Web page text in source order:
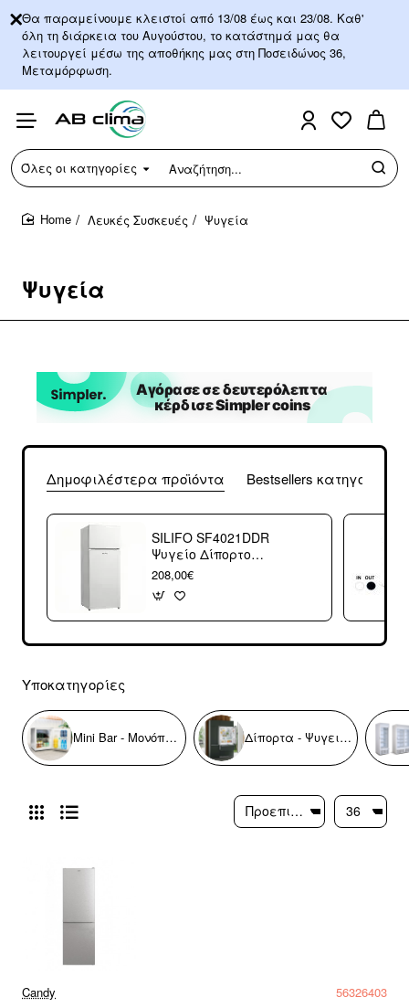
Θα παραμείνουμε κλειστοί από 13/08 έως και 23/08. Καθ'
όλη τη διάρκεια του Αυγούστου, το κατάστημά μας θα
λειτουργεί μέσω της αποθήκης μας στη Ποσειδώνος 36,
Μεταμόρφωση.
Όλες οι κατηγορίες
Αναζήτηση...
Ψυγεία
Λευκές Συσκευές Ψυγεία
Δημοφιλέστερα προϊόντα Bestsellers κατηγορίας
SILIFO SF4021DDR
Ψυγείο Δίπορτο
Λευκό
144x54.5x54.4
208,00€
Υποκατηγορίες
Mini Bar - Μονόπορτα Δίπορτα - Ψυγειοκαταψύκτες
Candy 56326403